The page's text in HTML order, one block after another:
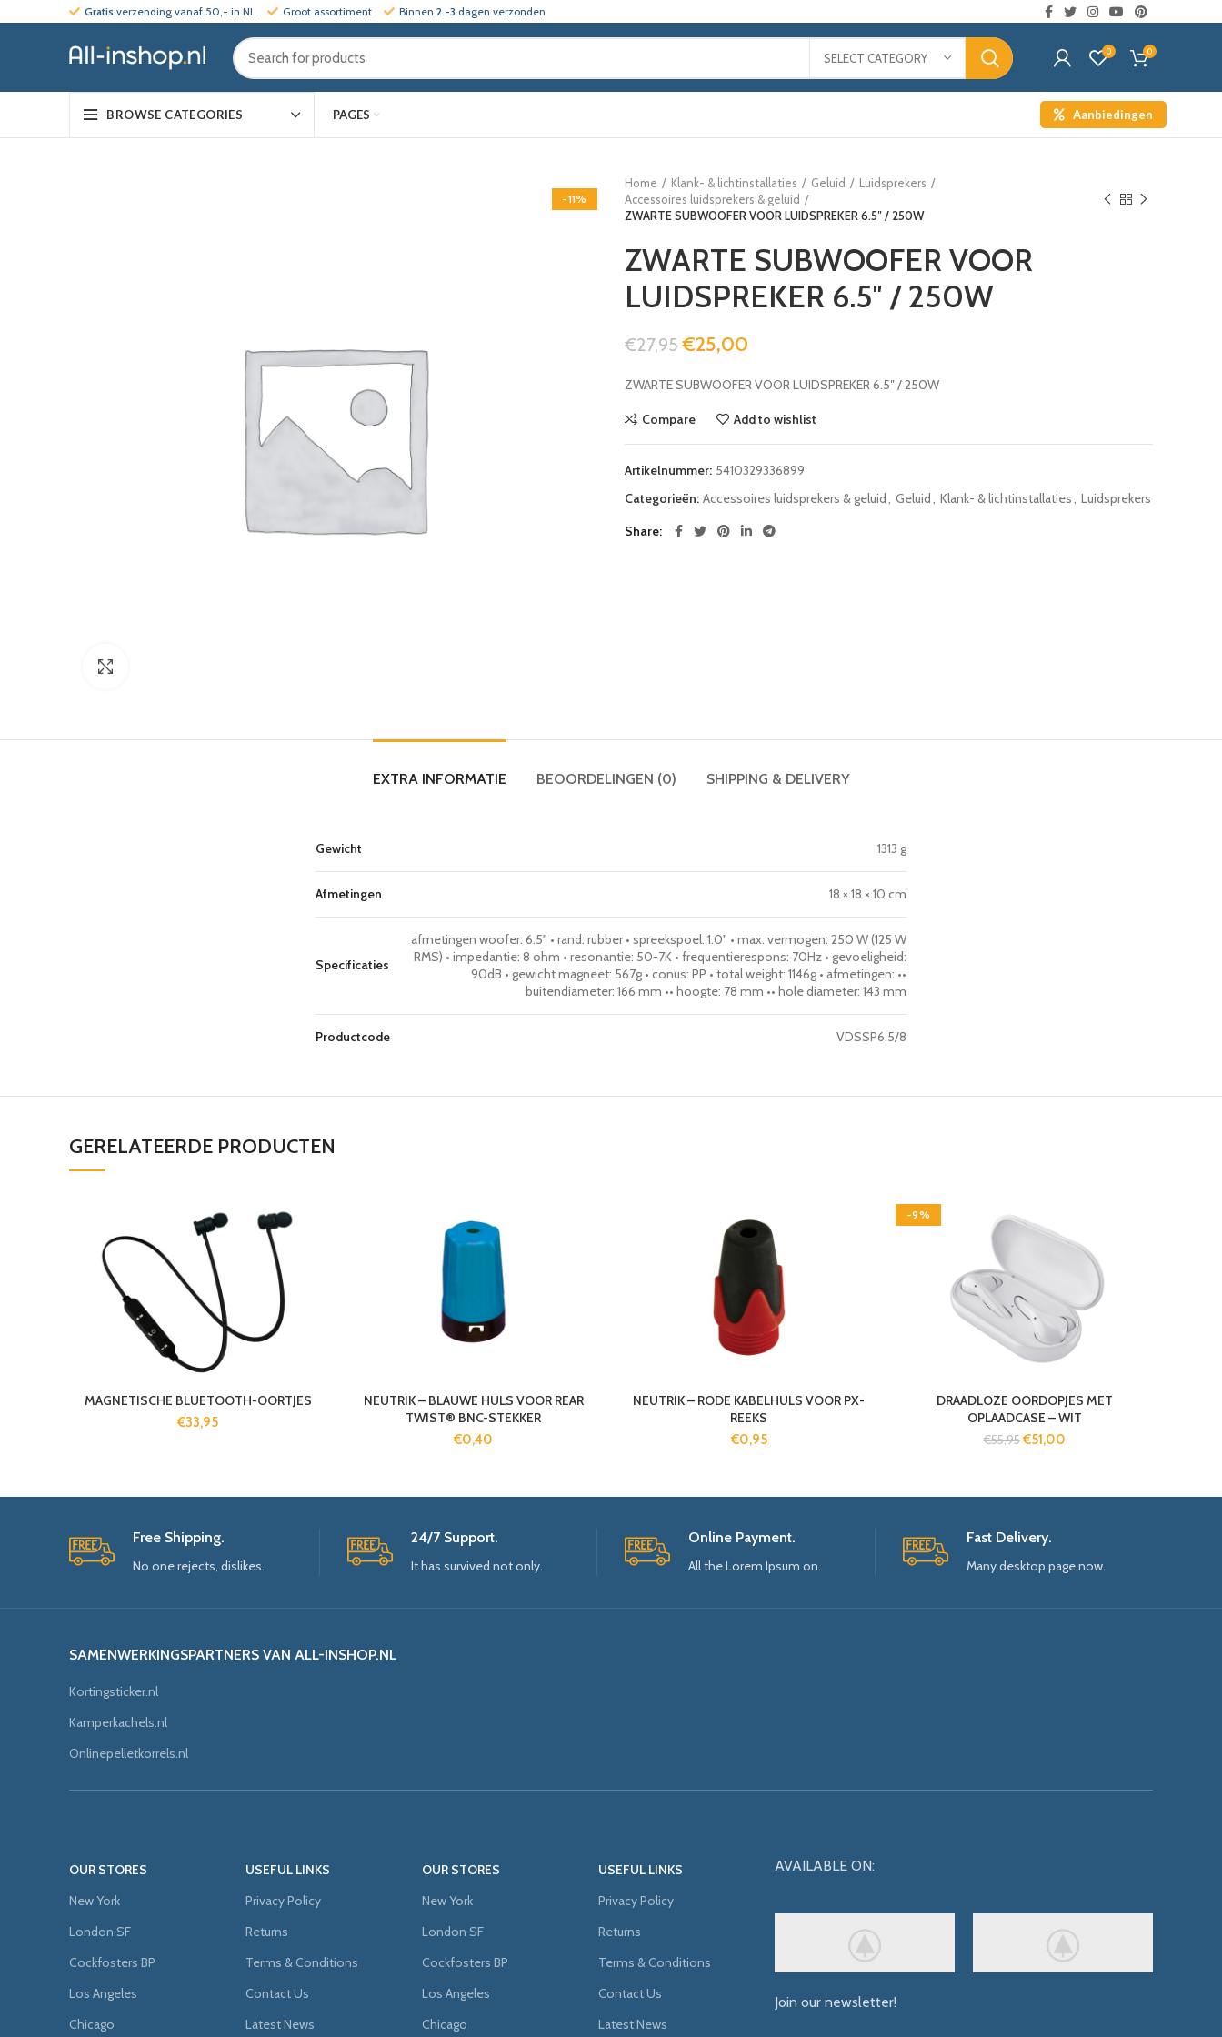
Gratis verzending vanaf 50,- in NL Groot assortiment Binnen 2 -3 dagen verzonden
SELECT CATEGORY 0 0
BROWSE CATEGORIES PAGES Aanbiedingen
-11%
Home Klank- & lichtinstallaties Geluid
Luidsprekers
Accessoires luidsprekers & geluid
ZWARTE SUBWOOFER VOOR LUIDSPREKER 6.5″ / 250W
ZWARTE SUBWOOFER VOOR
LUIDSPREKER 6.5″ / 250W
€27,95 €25,00
ZWARTE SUBWOOFER VOOR LUIDSPREKER 6.5″ / 250W
Compare Add to wishlist
Artikelnummer: 5410329336899
Categorieën: Accessoires luidsprekers & geluid, Geluid, Klank- & lichtinstallaties, Luidsprekers
Share
EXTRA INFORMATIE BEOORDELINGEN (0) SHIPPING & DELIVERY
Gewicht 1313 g
Afmetingen 18 × 18 × 10 cm
Specificaties
afmetingen woofer: 6.5" • rand: rubber • spreekspoel: 1.0" • max. vermogen: 250 W (125 W
RMS) • impedantie: 8 ohm • resonantie: 50-7K • frequentierespons: 70Hz • gevoeligheid:
90dB • gewicht magneet: 567g • conus: PP • total weight: 1146g • afmetingen: ••
buitendiameter: 166 mm •• hoogte: 78 mm •• hole diameter: 143 mm
Productcode VDSSP6.5/8
GERELATEERDE PRODUCTEN
MAGNETISCHE BLUETOOTH-OORTJES
€33,95
NEUTRIK – BLAUWE HULS VOOR REAR
TWIST® BNC-STEKKER
€0,40
NEUTRIK – RODE KABELHULS VOOR PX-
REEKS
€0,95
-9%
DRAADLOZE OORDOPJES MET
OPLAADCASE – WIT
€55,95€51,00
Free Shipping.
No one rejects, dislikes.
24/7 Support.
It has survived not only.
Online Payment.
All the Lorem Ipsum on.
Fast Delivery.
Many desktop page now.
SAMENWERKINGSPARTNERS VAN ALL-INSHOP.NL
Kortingsticker.nl
Kamperkachels.nl
Onlinepelletkorrels.nl
OUR STORES
New York
London SF
Cockfosters BP
Los Angeles
Chicago
USEFUL LINKS
Privacy Policy
Returns
Terms & Conditions
Contact Us
Latest News
OUR STORES
New York
London SF
Cockfosters BP
Los Angeles
Chicago
USEFUL LINKS
Privacy Policy
Returns
Terms & Conditions
Contact Us
Latest News
AVAILABLE ON:
Join our newsletter!